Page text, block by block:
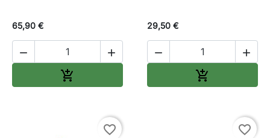
65,90 €
 

29,50 €
 

favorite_border favorite_border